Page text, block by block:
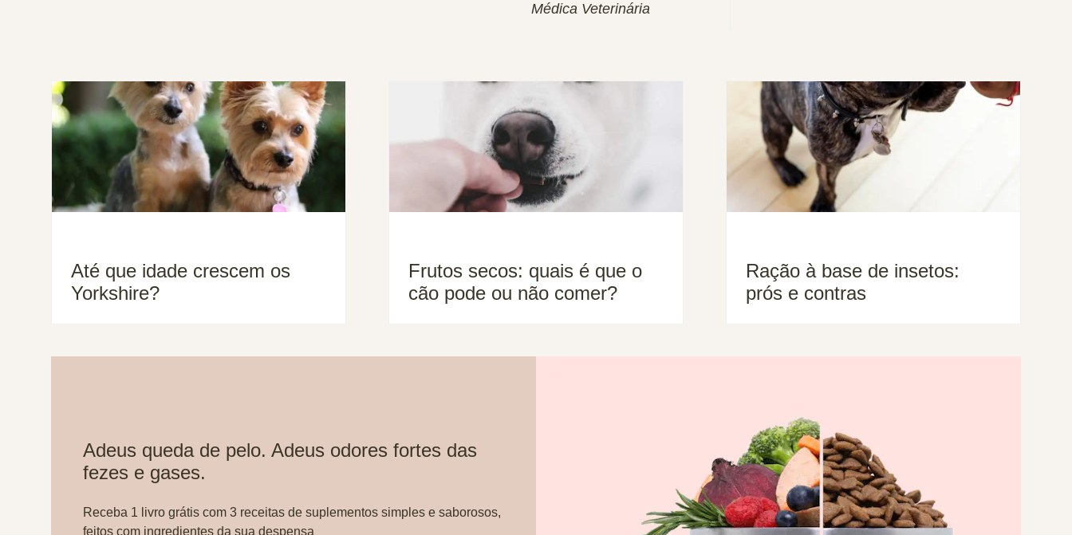
Médica Veterinária
Até que idade crescem os
Yorkshire?
Frutos secos: quais é que o
cão pode ou não comer?
Ração à base de insetos:
prós e contras
Adeus queda de pelo. Adeus odores fortes das
fezes e gases.
Receba 1 livro grátis com 3 receitas de suplementos simples e saborosos,
feitos com ingredientes da sua despensa